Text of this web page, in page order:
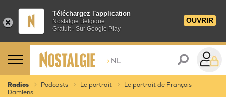
Téléchargez l'application
Nostalgie Belgique
Gratuit - Sur Google Play
OUVRIR
> NL
Radios Podcasts Le portrait
Le portrait de François
Damiens